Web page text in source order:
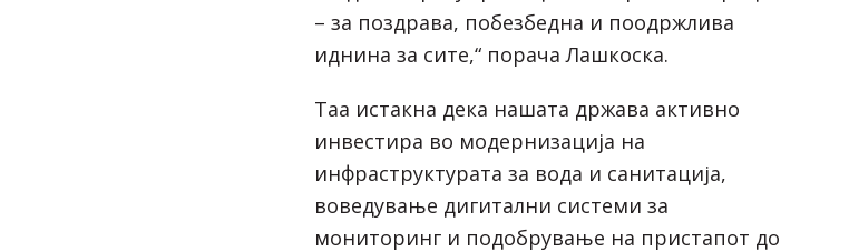
– за поздрава, побезбедна и поодржлива
иднина за сите,“ порача Лашкоска.
Таа истакна дека нашата држава активно
инвестира во модернизација на
инфраструктурата за вода и санитација,
воведување дигитални системи за
мониторинг и подобрување на пристапот до